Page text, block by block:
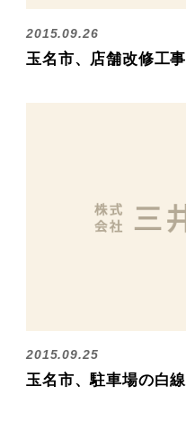
2015.09.26
2015.09.25